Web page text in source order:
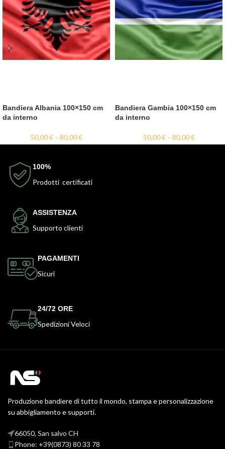
Bandiera Albania 100×150 cm
da interno
50,00€ - 80,00€
Bandiera Gambia 100×150 cm
da interno
50,00€ - 80,00€
100%
Prodotti certificati
ASSISTENZA
Supporto clienti
PAGAMENTI
Sicuri
24/72 ORE
Spedizioni Veloci
Produzione bandiere di tutto il mondo, stampa e personalizzazione
su abbigliamento e supporti.
66050, San salvo CH
Phone: +39(0873) 80 33 78